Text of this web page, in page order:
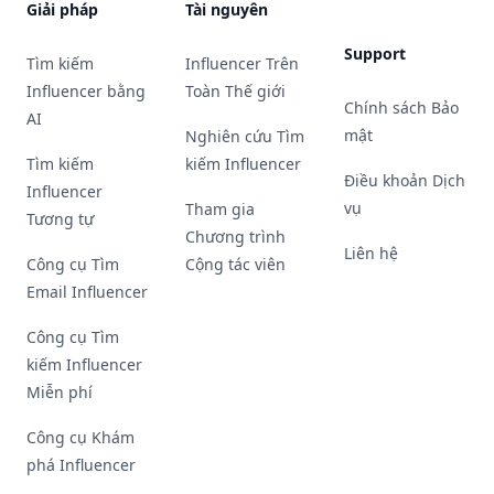
Giải pháp
Tìm kiếm
Influencer bằng
AI
Tìm kiếm
Influencer
Tương tự
Công cụ Tìm
Email Influencer
Công cụ Tìm
kiếm Influencer
Miễn phí
Công cụ Khám
phá Influencer
Tài nguyên
Influencer Trên
Toàn Thế giới
Nghiên cứu Tìm
kiếm Influencer
Tham gia
Chương trình
Cộng tác viên
Support
Chính sách Bảo
mật
Điều khoản Dịch
vụ
Liên hệ